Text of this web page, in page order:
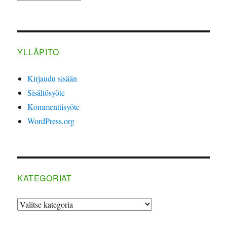
YLLÄPITO
Kirjaudu sisään
Sisältösyöte
Kommenttisyöte
WordPress.org
KATEGORIAT
Kategoriat